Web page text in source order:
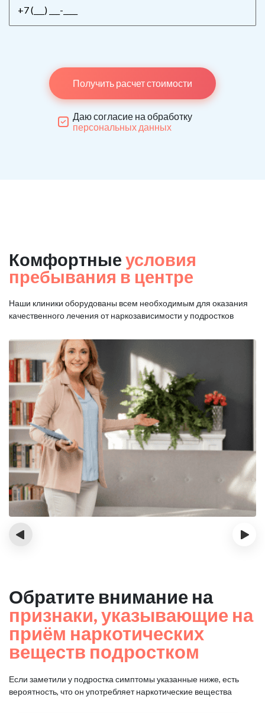
Получить расчет стоимости
Даю согласие на обработку
персональных данных
Комфортные условия
пребывания в центре
Наши клиники оборудованы всем необходимым для оказания
качественного лечения от наркозависимости у подростков
‹ ›
Обратите внимание на
признаки, указывающие на
приём наркотических
веществ подростком
Если заметили у подростка симптомы указанные ниже, есть
вероятность, что он употребляет наркотические вещества